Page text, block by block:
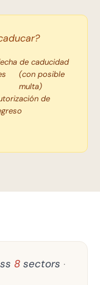
de caducidad
(con posible
multa)
de
8 sectors ·